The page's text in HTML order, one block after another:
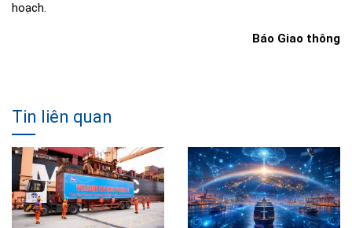
hoạch.
Báo Giao thông
Tin liên quan